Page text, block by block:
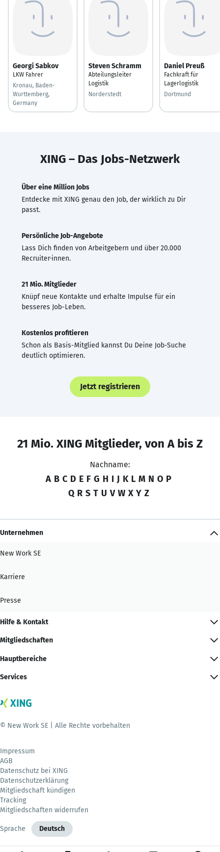
Georgi Sabkov
LKW Fahrer
Kronau, Baden-
Wurttemberg,
Germany
Steven Schramm
Abteilungsleiter
Logistik
Norderstedt
Daniel Preuß
Fachkraft für
Lagerlogistik
Dortmund
XING – Das Jobs-Netzwerk
Über eine Million Jobs
Entdecke mit XING genau den Job, der wirklich zu Dir
passt.
Persönliche Job-Angebote
Lass Dich finden von Arbeitgebern und über 20.000
Recruiter·innen.
21 Mio. Mitglieder
Knüpf neue Kontakte und erhalte Impulse für ein
besseres Job-Leben.
Kostenlos profitieren
Schon als Basis-Mitglied kannst Du Deine Job-Suche
deutlich optimieren.
Jetzt registrieren
21 Mio. XING Mitglieder, von A bis Z
Nachname:
A B C D E F G H I J K L M N O P
Q R S T U V W X Y Z
Unternehmen
New Work SE
Karriere
Presse
Hilfe & Kontakt
Mitgliedschaften
Hauptbereiche
Services
© New Work SE | Alle Rechte vorbehalten
Impressum
AGB
Datenschutz bei XING
Datenschutzerklärung
Mitgliedschaft kündigen
Tracking
Mitgliedschaften widerrufen
Sprache Deutsch